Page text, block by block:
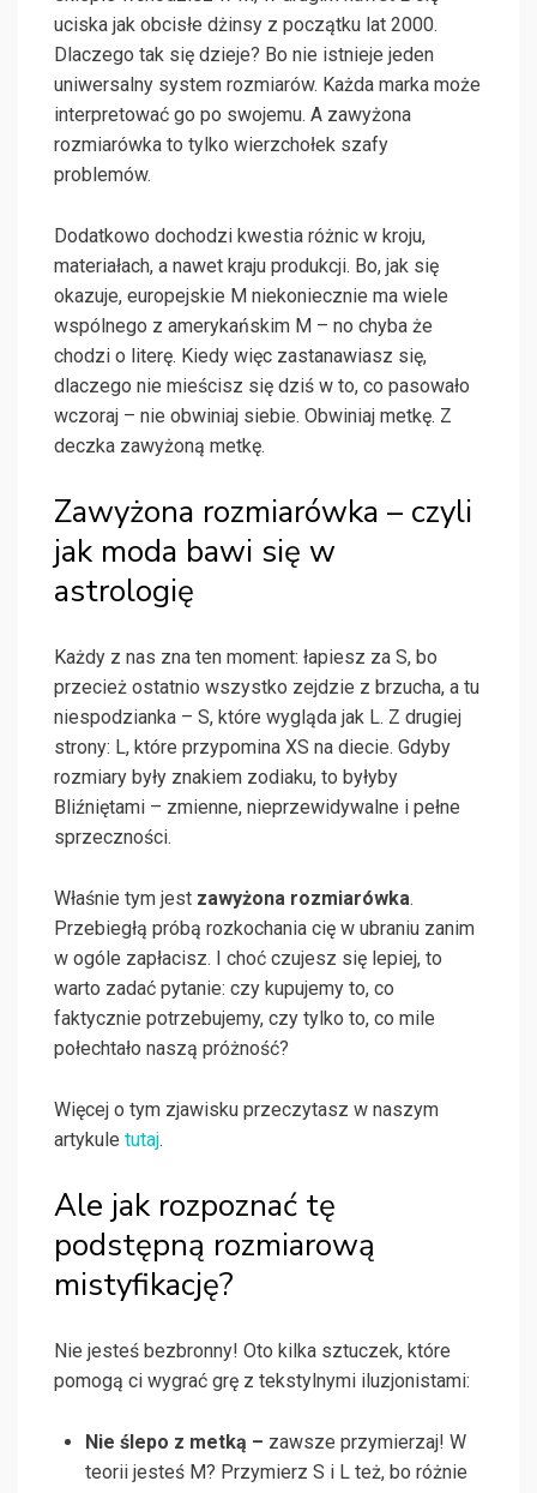
uciska jak obcisłe dżinsy z początku lat 2000.
Dlaczego tak się dzieje? Bo nie istnieje jeden
uniwersalny system rozmiarów. Każda marka może
interpretować go po swojemu. A zawyżona
rozmiarówka to tylko wierzchołek szafy
problemów.
Dodatkowo dochodzi kwestia różnic w kroju,
materiałach, a nawet kraju produkcji. Bo, jak się
okazuje, europejskie M niekoniecznie ma wiele
wspólnego z amerykańskim M – no chyba że
chodzi o literę. Kiedy więc zastanawiasz się,
dlaczego nie mieścisz się dziś w to, co pasowało
wczoraj – nie obwiniaj siebie. Obwiniaj metkę. Z
deczka zawyżoną metkę.
Zawyżona rozmiarówka – czyli
jak moda bawi się w
astrologię
Każdy z nas zna ten moment: łapiesz za S, bo
przecież ostatnio wszystko zejdzie z brzucha, a tu
niespodzianka – S, które wygląda jak L. Z drugiej
strony: L, które przypomina XS na diecie. Gdyby
rozmiary były znakiem zodiaku, to byłyby
Bliźniętami – zmienne, nieprzewidywalne i pełne
sprzeczności.
Właśnie tym jest zawyżona rozmiarówka.
Przebiegłą próbą rozkochania cię w ubraniu zanim
w ogóle zapłacisz. I choć czujesz się lepiej, to
warto zadać pytanie: czy kupujemy to, co
faktycznie potrzebujemy, czy tylko to, co mile
połechtało naszą próżność?
Więcej o tym zjawisku przeczytasz w naszym
artykule tutaj.
Ale jak rozpoznać tę
podstępną rozmiarową
mistyfikację?
Nie jesteś bezbronny! Oto kilka sztuczek, które
pomogą ci wygrać grę z tekstylnymi iluzjonistami:
Nie ślepo z metką – zawsze przymierzaj! W
teorii jesteś M? Przymierz S i L też, bo różnie